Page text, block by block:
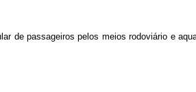
de passageiros pelos meios rodoviário e